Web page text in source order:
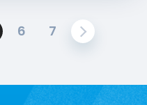
6 7